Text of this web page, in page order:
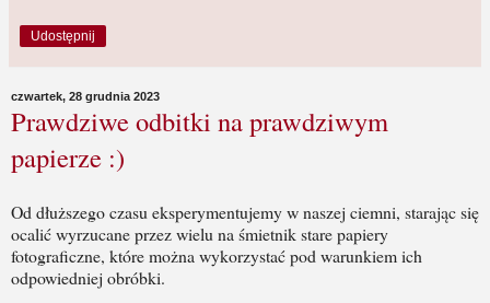
Udostępnij
czwartek, 28 grudnia 2023
Prawdziwe odbitki na prawdziwym
papierze :)
Od dłuższego czasu eksperymentujemy w naszej ciemni, starając się
ocalić wyrzucane przez wielu na śmietnik stare papiery
fotograficzne, które można wykorzystać pod warunkiem ich
odpowiedniej obróbki.